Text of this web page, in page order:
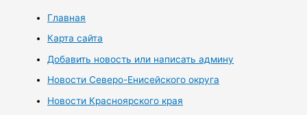
Главная
Карта сайта
Добавить новость или написать админу
Новости Северо-Енисейского округа
Новости Красноярского края